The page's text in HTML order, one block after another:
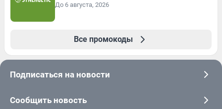
До 6 августа, 2026
Все промокоды
Подписаться на новости
Сообщить новость